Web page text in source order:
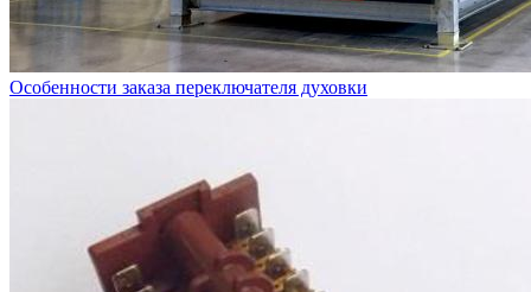
Особенности заказа переключателя духовки